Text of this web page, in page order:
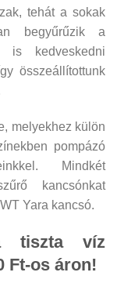
tehát a sokak
begyűrűzik a
is kedveskedni
összeállítottunk
melyekhez külön
pompázó
Mindkét
kancsónkat
Yara kancsó.
tiszta víz
Ft-os áron!